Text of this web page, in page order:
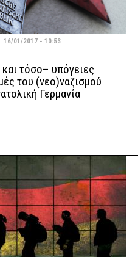
16/01/2017 - 10:53
και τόσο– υπόγειες
του (νεο)ναζισμού
Γερμανία